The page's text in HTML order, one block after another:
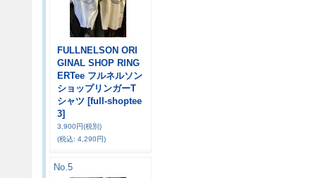
FULLNELSON ORI
GINAL SHOP RING
ERTee フルネルソン
ショップリンガーT
シャツ [full-shoptee
3]
3,900円(税別)
(税込: 4,290円)
No.5